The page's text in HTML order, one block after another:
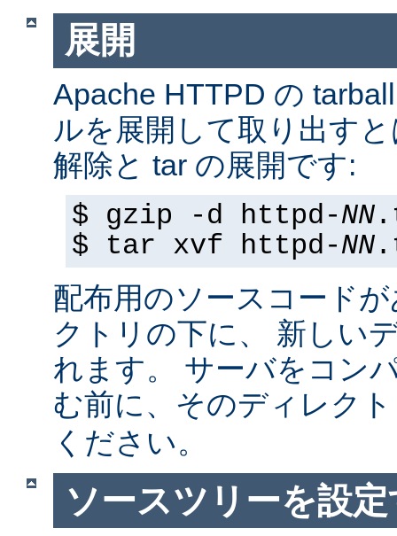
展開
Apache HTTPD の
ルを展開して取り出す
解除と tar の展開です:
$ gzip -d httpd-NN
$ tar xvf httpd-NN
配布用のソースコード
クトリの下に、 新しい
れます。 サーバをコン
む前に、そのディレク
ください。
ソースツリーを設